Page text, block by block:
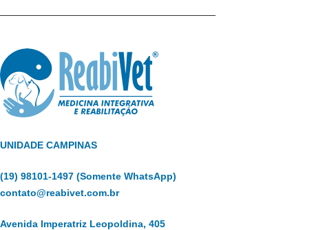
UNIDADE CAMPINAS
(19) 98101-1497 (Somente WhatsApp)
contato@reabivet.com.br
Avenida Imperatriz Leopoldina, 405